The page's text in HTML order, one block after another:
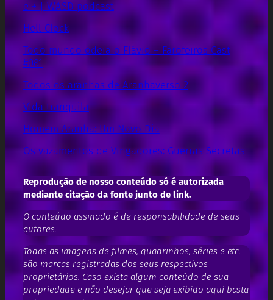
e + | WASD podcast
Hell Clock
Todo mundo odeia o Flávio – Farofeiros Cast
#081
Todos os aranhas de Aranhaverso 2
Vida tranquila
Homem Aranha: Um Novo Dia
Os vazamentos de Vingadores: Guerras Secretas
Reprodução de nosso conteúdo só é autorizada
mediante citação da fonte junto de link.
O conteúdo assinado é de responsabilidade de seus
autores.
Todas as imagens de filmes, quadrinhos, séries e etc.
são marcas registradas dos seus respectivos
proprietários. Caso exista algum conteúdo de sua
propriedade e não desejar que seja exibido aqui basta